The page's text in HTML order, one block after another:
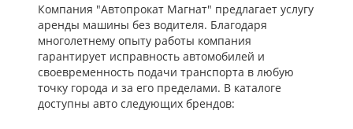
Компания "Автопрокат Магнат" предлагает услугу
аренды машины без водителя. Благодаря
многолетнему опыту работы компания
гарантирует исправность автомобилей и
своевременность подачи транспорта в любую
точку города и за его пределами. В каталоге
доступны авто следующих брендов: